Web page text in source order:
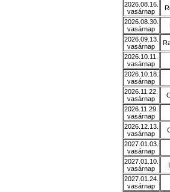
2026.08.16.
vasárnap
2026.08.30.
vasárnap
2026.09.13.
vasárnap
2026.10.11.
vasárnap
2026.10.18.
vasárnap
2026.11.22.
vasárnap
2026.11.29.
vasárnap
2026.12.13.
vasárnap
2027.01.03.
vasárnap
2027.01.10.
vasárnap
2027.01.24.
vasárnap